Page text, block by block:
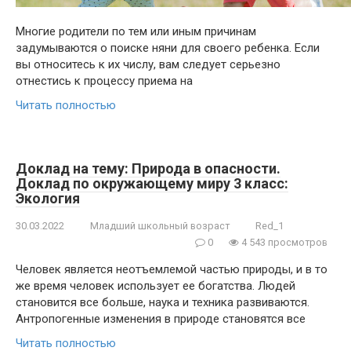
Многие родители по тем или иным причинам
задумываются о поиске няни для своего ребенка. Если
вы относитесь к их числу, вам следует серьезно
отнестись к процессу приема на
Читать полностью
Доклад на тему: Природа в опасности.
Доклад по окружающему миру 3 класс:
Экология
30.03.2022 Младший школьный возраст
Red_1
0
4 543 просмотров
Человек является неотъемлемой частью природы, и в то
же время человек использует ее богатства. Людей
становится все больше, наука и техника развиваются.
Антропогенные изменения в природе становятся все
Читать полностью